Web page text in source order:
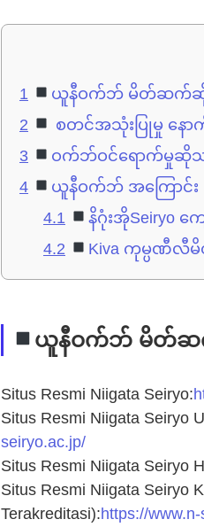
1
ယူနီဝက်ဘ် မိတ်ဆက်
2
စတင်အသုံးပြုမှု နော
3
ဝက်ဘ်ဝင်ရောက်မှုဆို
4
ယူနီဝက်ဘ် အကြောင်း
4.1
နိဂုံးအိုSeiryo က
4.2
Kiva ကုမ္ပဏီလီ
ယူနီဝက်ဘ် မိတ်
Situs Resmi Niigata Seiryo:
Situs Resmi Niigata Seiryo
seiryo.ac.jp/
Situs Resmi Niigata Seiryo
Situs Resmi Niigata Seiryo
Terakreditasi):https://